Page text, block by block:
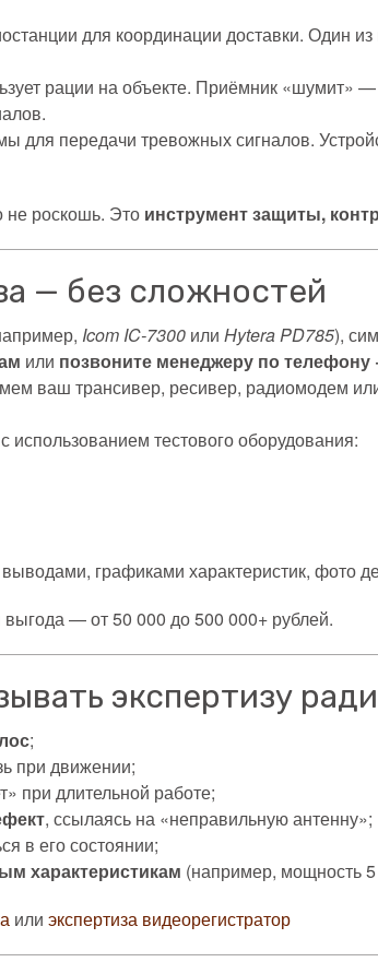
для координации доставки. Один
рации на объекте. Приёмник «шумит» —
для передачи тревожных сигналов.
роскошь. Это инструмент защиты,
— без сложностей
Icom IC-7300 или Hytera PD785),
или позвоните менеджеру по телефону
ваш трансивер, ресивер, радиомодем
тестового оборудования:
графиками характеристик, фото
— от 50 000 до 500 000+ рублей.
экспертизу
;
при движении;
при длительной работе;
, ссылаясь на «неправильную антенну»;
в его состоянии;
характеристикам (например, мощность
или экспертиза видеорегистратор